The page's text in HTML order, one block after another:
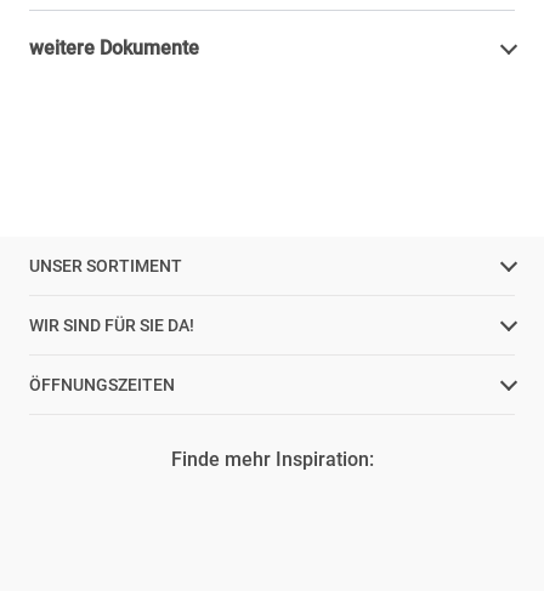
weitere Dokumente
UNSER SORTIMENT
WIR SIND FÜR SIE DA!
ÖFFNUNGSZEITEN
Finde mehr Inspiration: